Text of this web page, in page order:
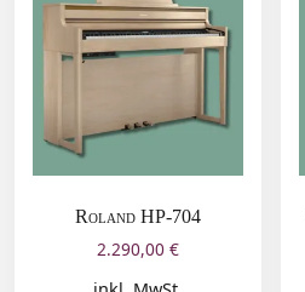
Roland HP-704
2.290,00 €